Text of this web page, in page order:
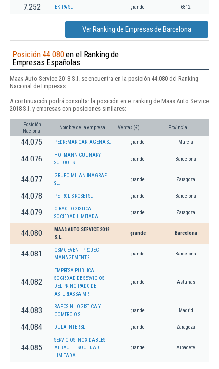
7.252 EKIPA SL grande 6812
Ver Ranking de Empresas de Barcelona
Posición 44.080 en el Ranking de
Empresas Españolas
Maas Auto Service 2018 S.l. se encuentra en la posición 44.080 del Ranking
Nacional de Empresas.
A continuación podrá consultar la posición en el ranking de Maas Auto Service
2018 S.l. y empresas con posiciones similares:
Posición
Nacional
Nombre de la empresa Ventas (€) Provincia
44.075 PEDREMAR CARTAGENA SL grande Murcia
44.076
HOFMANN CULINARY
SCHOOL S.L.
grande Barcelona
44.077
GRUPO MILAN INAGRAF
SL.
grande Zaragoza
44.078 PETROLIS ROSET SL grande Barcelona
44.079
CIRAC LOGISTICA
SOCIEDAD LIMITADA
grande Zaragoza
44.080
MAAS AUTO SERVICE 2018
S.L.
grande Barcelona
44.081
GSMC EVENT PROJECT
MANAGEMENT SL
grande Barcelona
44.082
EMPRESA PUBLICA
SOCIEDAD DE SERVICIOS
DEL PRINCIPADO DE
ASTURIAS SA MP.
grande Asturias
44.083
RAPOSIN LOGISTICA Y
COMERCIO SL.
grande Madrid
44.084 DULA INTER SL grande Zaragoza
44.085
SERVICIOS INOXIDABLES
ALBACETE SOCIEDAD
LIMITADA
grande Albacete